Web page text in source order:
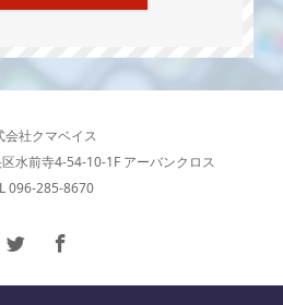
会社クマベイス
水前寺4-54-10-1F アーバンクロス
096-285-8670